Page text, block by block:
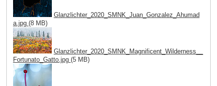
Glanzlichter_2020_SMNK_Juan_Gonzalez_Ahumad
a.jpg (8 MB)
Glanzlichter_2020_SMNK_Magnificent_Wilderness__
Fortunato_Gatto.jpg (5 MB)